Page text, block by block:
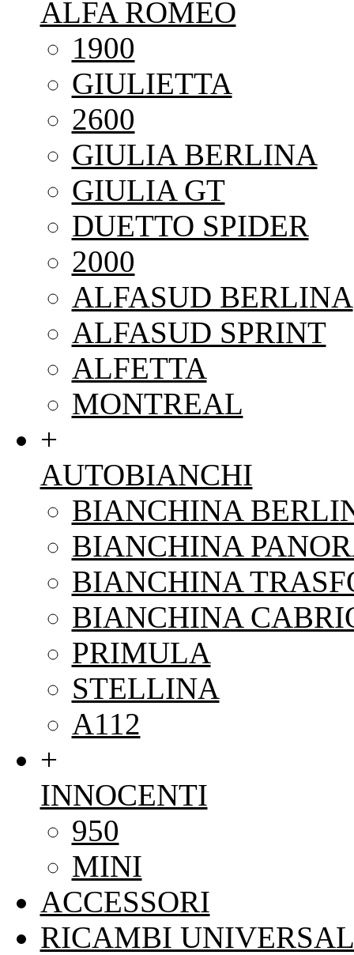
ALFA ROMEO
1900
GIULIETTA
2600
GIULIA BERLINA
GIULIA GT
DUETTO SPIDER
2000
ALFASUD BERLINA
ALFASUD SPRINT
ALFETTA
MONTREAL
+
AUTOBIANCHI
BIANCHINA
BIANCHINA
BIANCHINA
BIANCHINA
PRIMULA
STELLINA
A112
+
INNOCENTI
950
MINI
ACCESSORI
RICAMBI